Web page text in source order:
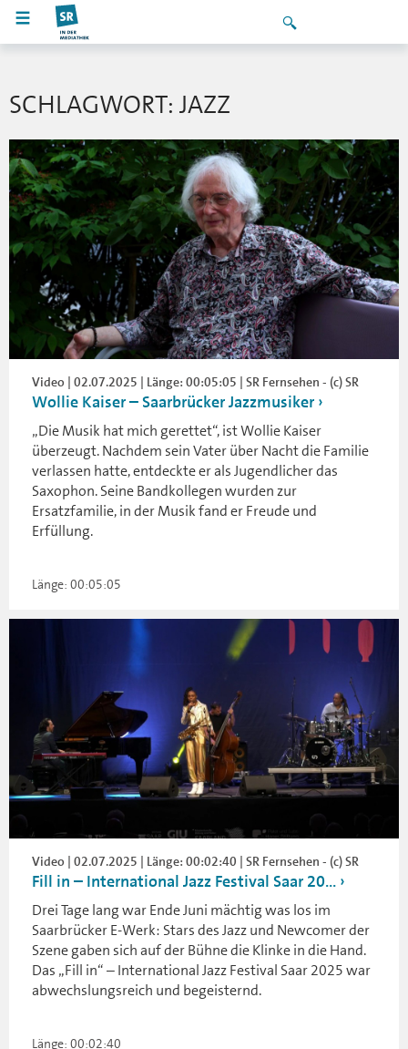
SCHLAGWORT: JAZZ
Video | 02.07.2025 | Länge: 00:05:05 | SR Fernsehen - (c) SR
Wollie Kaiser – Saarbrücker Jazzmusiker
„Die Musik hat mich gerettet“, ist Wollie Kaiser
überzeugt. Nachdem sein Vater über Nacht die Familie
verlassen hatte, entdeckte er als Jugendlicher das
Saxophon. Seine Bandkollegen wurden zur
Ersatzfamilie, in der Musik fand er Freude und
Erfüllung.
Länge: 00:05:05
Video | 02.07.2025 | Länge: 00:02:40 | SR Fernsehen - (c) SR
Fill in – International Jazz Festival Saar 20...
Drei Tage lang war Ende Juni mächtig was los im
Saarbrücker E-Werk: Stars des Jazz und Newcomer der
Szene gaben sich auf der Bühne die Klinke in die Hand.
Das „Fill in“ – International Jazz Festival Saar 2025 war
abwechslungsreich und begeisternd.
Länge: 00:02:40